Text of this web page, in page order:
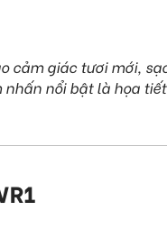
cảm giác tươi mới,
nổi bật là họa